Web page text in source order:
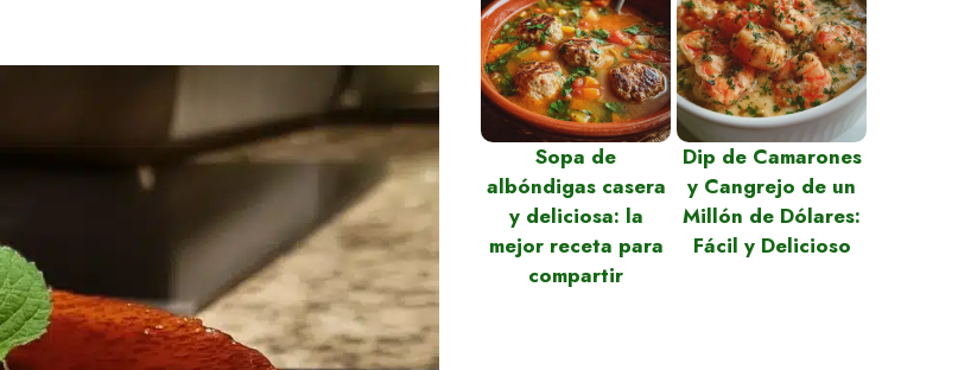
Sopa de
albóndigas casera
y deliciosa: la
mejor receta para
compartir
Dip de Camarones
y Cangrejo de un
Millón de Dólares:
Fácil y Delicioso